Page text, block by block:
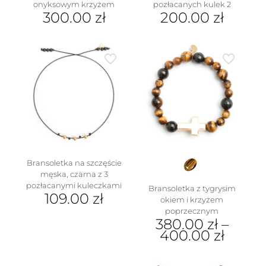
onyksowym krzyżem
300.00 zł
pozłacanych kulek 2
200.00 zł
Bransoletka na szczęście
męska, czarna z 3
pozłacanymi kuleczkami
109.00 zł
Bransoletka z tygrysim
okiem i krzyżem
poprzecznym
380.00 zł–
400.00 zł